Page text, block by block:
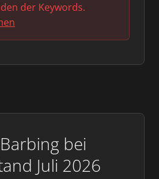
bei
Juli 2026
der Keywords.